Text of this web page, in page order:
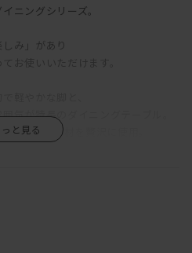
ニングシリーズ。
み」があり
気が特長のダイニングテーブル。
無垢(ムク)材を贅沢に使用。